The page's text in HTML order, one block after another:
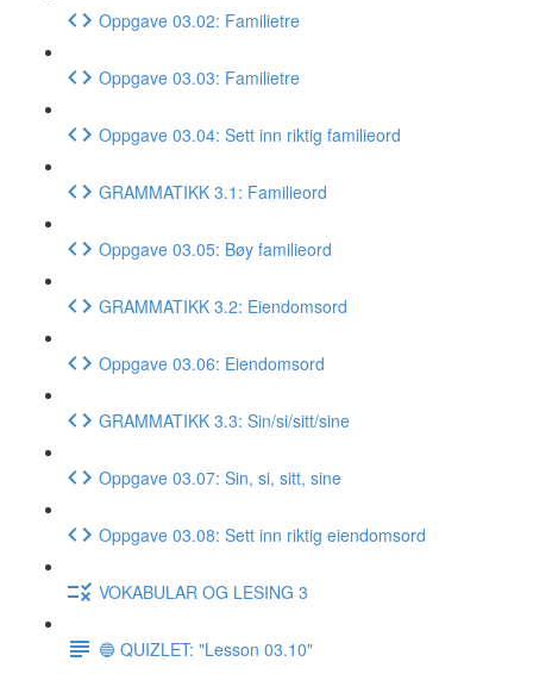
Oppgave 03.02: Familietre
Oppgave 03.03: Familietre
Oppgave 03.04: Sett inn riktig familieord
GRAMMATIKK 3.1: Familieord
Oppgave 03.05: Bøy familieord
GRAMMATIKK 3.2: Eiendomsord
Oppgave 03.06: Eiendomsord
GRAMMATIKK 3.3: Sin/si/sitt/sine
Oppgave 03.07: Sin, si, sitt, sine
Oppgave 03.08: Sett inn riktig eiendomsord
VOKABULAR OG LESING 3
🔵 QUIZLET: "Lesson 03.10"